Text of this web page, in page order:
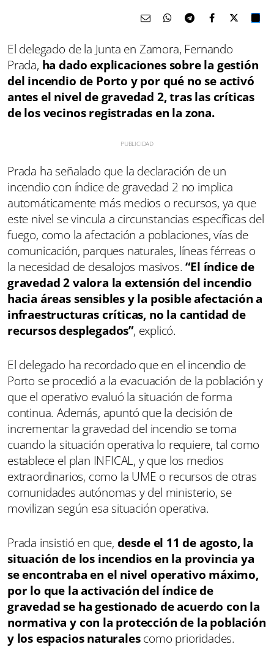
El delegado de la Junta en Zamora, Fernando
Prada, ha dado explicaciones sobre la gestión
del incendio de Porto y por qué no se activó
antes el nivel de gravedad 2, tras las críticas
de los vecinos registradas en la zona.
Prada ha señalado que la declaración de un
incendio con índice de gravedad 2 no implica
automáticamente más medios o recursos, ya que
este nivel se vincula a circunstancias específicas del
fuego, como la afectación a poblaciones, vías de
comunicación, parques naturales, líneas férreas o
la necesidad de desalojos masivos.“El índice de
gravedad 2 valora la extensión del incendio
hacia áreas sensibles y la posible afectación a
infraestructuras críticas, no la cantidad de
recursos desplegados”, explicó.
El delegado ha recordado que en el incendio de
Porto se procedió a la evacuación de la población y
que el operativo evaluó la situación de forma
continua. Además, apuntó que la decisión de
incrementar la gravedad del incendio se toma
cuando la situación operativa lo requiere, tal como
establece el plan INFICAL, y que los medios
extraordinarios, como la UME o recursos de otras
comunidades autónomas y del ministerio, se
movilizan según esa situación operativa.
Prada insistió en que, desde el 11 de agosto, la
situación de los incendios en la provincia ya
se encontraba en el nivel operativo máximo,
por lo que la activación del índice de
gravedad se ha gestionado de acuerdo con la
normativa y con la protección de la población
y los espacios naturalescomo prioridades.